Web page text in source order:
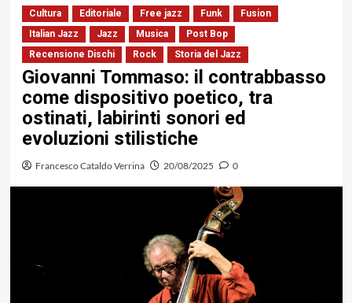
Cultura Editoriale Free jazz Funk
Fusion
Italian Jazz
Jazz Musica
Post Bop
Recensione Dischi
Rock Storia del Jazz
Giovanni Tommaso: il contrabbasso
come dispositivo poetico, tra
ostinati, labirinti sonori ed
evoluzioni stilistiche
Francesco Cataldo Verrina 20/08/2025 0